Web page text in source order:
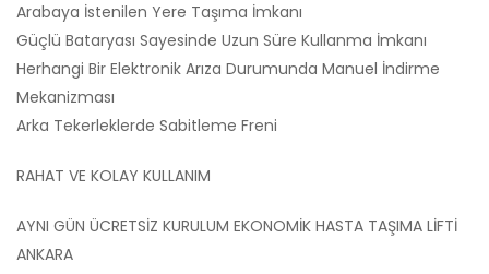
Arabaya İstenilen Yere Taşıma İmkanı
Güçlü Bataryası Sayesinde Uzun Süre Kullanma İmkanı
Herhangi Bir Elektronik Arıza Durumunda Manuel İndirme
Mekanizması
Arka Tekerleklerde Sabitleme Freni
RAHAT VE KOLAY KULLANIM
AYNI GÜN ÜCRETSİZ KURULUM EKONOMİK HASTA TAŞIMA LİFTİ
ANKARA